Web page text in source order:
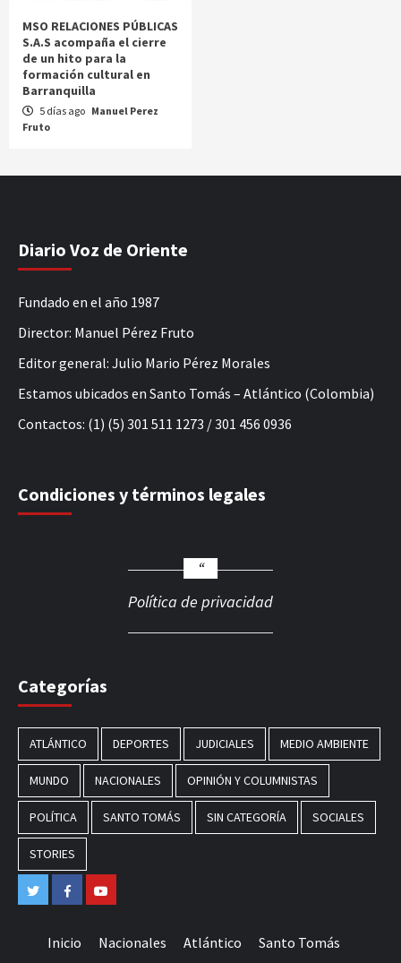
MSO RELACIONES PÚBLICAS
S.A.S acompaña el cierre
de un hito para la
formación cultural en
Barranquilla
5 días ago Manuel Perez
Fruto
Diario Voz de Oriente
Fundado en el año 1987
Director: Manuel Pérez Fruto
Editor general: Julio Mario Pérez Morales
Estamos ubicados en Santo Tomás – Atlántico (Colombia)
Contactos: (1) (5) 301 511 1273 / 301 456 0936
Condiciones y términos legales
Política de privacidad
Categorías
ATLÁNTICO DEPORTES JUDICIALES MEDIO AMBIENTE
MUNDO NACIONALES OPINIÓN Y COLUMNISTAS
POLÍTICA SANTO TOMÁS SIN CATEGORÍA SOCIALES
STORIES
TwitterFacebook
Inicio Nacionales Atlántico Santo Tomás